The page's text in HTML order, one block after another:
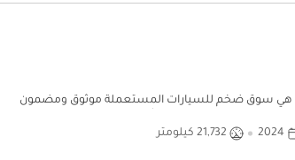
تويوتا فيلوز GX كارس24 هي سوق ضخم للسيارات المستعملة موثوق ومضمون
2024 21,732 كيلومتر